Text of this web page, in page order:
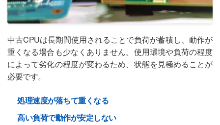
中古CPUは長期間使用されることで負荷が蓄積し、動作が
重くなる場合も少なくありません。使用環境や負荷の程度
によって劣化の程度が変わるため、状態を見極めることが
必要です。
処理速度が落ちて重くなる
高い負荷で動作が安定しない